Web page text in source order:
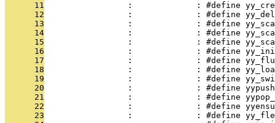
      11
:             : #define
      12
:             : #define
      13
:             : #define
      14
:             : #define
      15
:             : #define
      16
:             : #define
      17
:             : #define
      18
:             : #define
      19
:             : #define
      20
:             : #define
      21
:             : #define
      22
:             : #define
      23
:             : #define